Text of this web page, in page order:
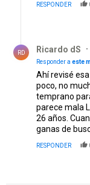
hay por ej. el
Frio con la
RESPONDER
RD Ricardo dS
Responder a este
Ahí revisé
poco, no
temprano
parece mala
26 años.
ganas de
RESPONDER